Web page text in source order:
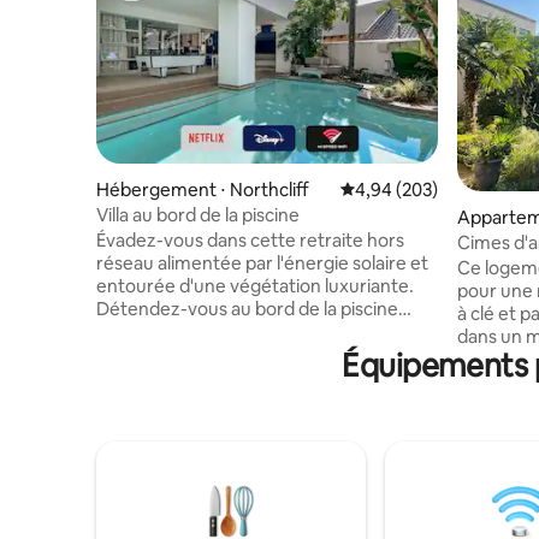
Hébergement ⋅ Northcliff Évaluation moyenne
4,94 (203)
Villa au bord de la piscine
Évadez-vous dans cette retraite hors
réseau alimentée par l'énergie solaire et
entourée d'une végétation luxuriante.
Détendez-vous au bord de la piscine
sur le patio ou utilisez le braai pour dîner
à l'extérieur. La cuisine ouverte
chambres élégantes et ses salles de
bains modernes, cette escapade
Cimes
Ce
pour une
à clé et
dans un
aux autoroutes. Lit
pour de
Équipements